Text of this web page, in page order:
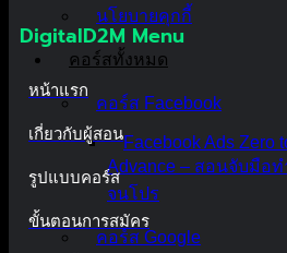
นโยบายคุกกี้
คอร์สทั้งหมด
คอร์ส Facebook
Facebook Ads Zero
Advance – สอนจับมือท
จนโปร
คอร์ส Google
DigitalD2M Menu
หน้าแรก
เกี่ยวกับผู้สอน
รูปแบบคอร์ส
ขั้นตอนการสมัคร